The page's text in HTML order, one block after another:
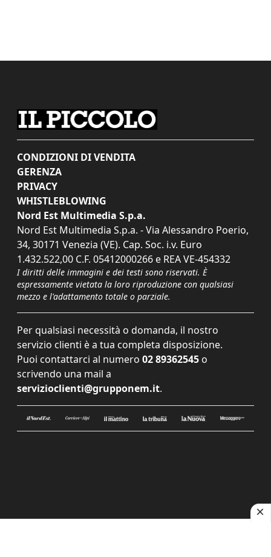
CONDIZIONI DI VENDITA
GERENZA
PRIVACY
WHISTLEBLOWING
Nord Est Multimedia S.p.a.
Nord Est Multimedia S.p.a. - Via Alessandro Poerio,
34, 30171 Venezia (VE). Cap. Soc. i.v. Euro
1.432.522,00 C.F. 05412000266 e REA VE-454332
I diritti delle immagini e dei testi sono riservati. È
espressamente vietata la loro riproduzione con qualsiasi
mezzo e l'adattamento totale o parziale.
Per qualsiasi necessità o domanda, il nostro
servizio clienti è a tua completa disposizione.
Puoi contattarci al numero 02 89362545 o
scrivendo una mail a
servizioclienti@grupponem.it.